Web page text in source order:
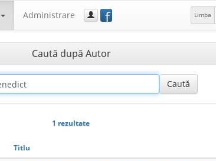
Administrare f Limba
Caută după Autor
1 rezultate
Titlu